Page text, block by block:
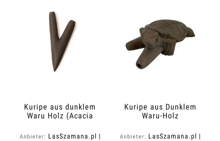
Kuripe aus dunklem
Waru Holz (Acacia
Anbieter: LasSzamana.pl |
Kuripe aus Dunklem
Waru-Holz
Anbieter: LasSzamana.pl |